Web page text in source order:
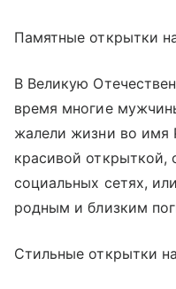
Памятные открытки
В Великую
время многие
жалели жизни во имя
красивой открыткой,
социальных сетях,
родным и близким
Стильные открытки